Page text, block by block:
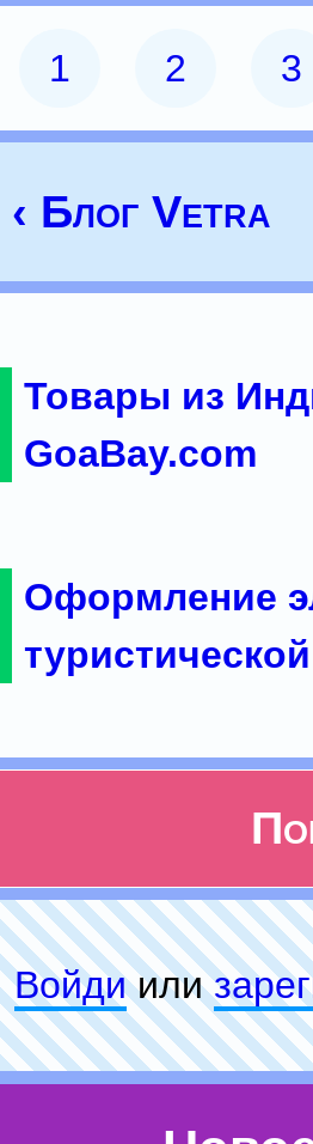
1 2 3
‹ Блог Vetra
Товары из
GoaBay.com
Оформление
Войдиили